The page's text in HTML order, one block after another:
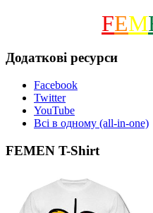
FEM
Додаткові ресурси
Facebook
Twitter
YouTube
Всі в одному (all-in-one)
FEMEN T-Shirt